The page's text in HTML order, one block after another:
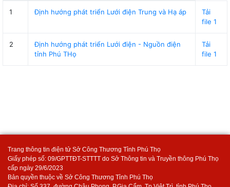
1 Định hướng phát triển Lưới điện Trung và Hạ áp
Tải
file 1
2
Định hướng phát triển Lưới điện - Nguồn điện
tỉnh Phú THọ
Tải
file 1
Trang thông tin điện tử Sở Công Thương Tỉnh Phú Thọ
Giấy phép số: 09/GPTTĐT-STTTT do Sở Thông tin và Truyền thông Phú Thọ
cấp ngày 29/6/2023
Bản quyền thuộc về Sở Công Thương Tỉnh Phú Thọ